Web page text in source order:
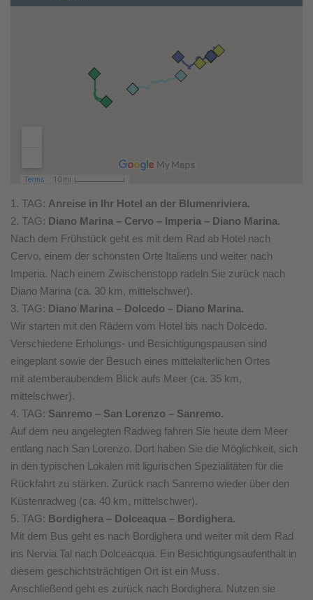
1. TAG: Anreise in Ihr Hotel an der Blumenriviera.
2. TAG: Diano Marina – Cervo – Imperia – Diano Marina.
Nach dem Frühstück geht es mit dem Rad ab Hotel nach
Cervo, einem der schönsten Orte Italiens und weiter nach
Imperia. Nach einem Zwischenstopp radeln Sie zurück nach
Diano Marina (ca. 30 km, mittelschwer).
3. TAG: Diano Marina – Dolcedo – Diano Marina.
Wir starten mit den Rädern vom Hotel bis nach Dolcedo.
Verschiedene Erholungs- und Besichtigungspausen sind
eingeplant sowie der Besuch eines mittelalterlichen Ortes
mit atemberaubendem Blick aufs Meer (ca. 35 km,
mittelschwer).
4. TAG: Sanremo – San Lorenzo – Sanremo.
Auf dem neu angelegten Radweg fahren Sie heute dem Meer
entlang nach San Lorenzo. Dort haben Sie die Möglichkeit, sich
in den typischen Lokalen mit ligurischen Spezialitäten für die
Rückfahrt zu stärken. Zurück nach Sanremo wieder über den
Küstenradweg (ca. 40 km, mittelschwer).
5. TAG: Bordighera – Dolceaqua – Bordighera.
Mit dem Bus geht es nach Bordighera und weiter mit dem Rad
ins Nervia Tal nach Dolceacqua. Ein Besichtigungsaufenthalt in
diesem geschichtsträchtigen Ort ist ein Muss.
Anschließend geht es zurück nach Bordighera. Nutzen sie